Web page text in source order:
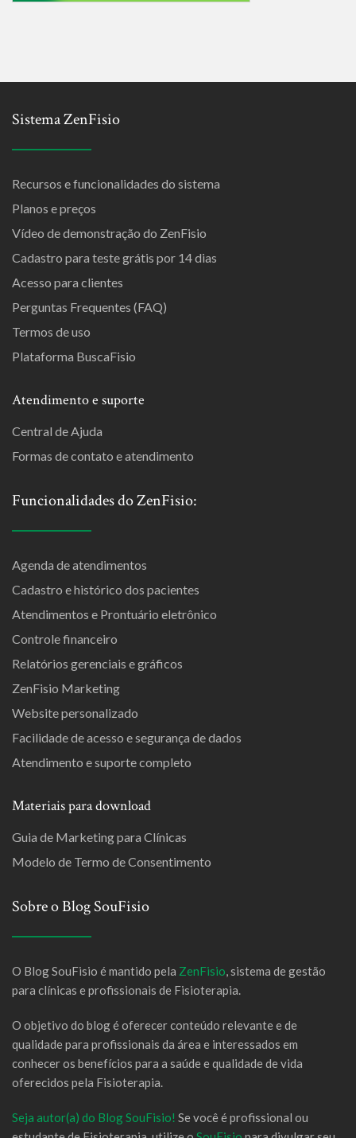
Sistema ZenFisio
Recursos e funcionalidades do sistema
Planos e preços
Vídeo de demonstração do ZenFisio
Cadastro para teste grátis por 14 dias
Acesso para clientes
Perguntas Frequentes (FAQ)
Termos de uso
Plataforma BuscaFisio
Atendimento e suporte
Central de Ajuda
Formas de contato e atendimento
Funcionalidades do ZenFisio:
Agenda de atendimentos
Cadastro e histórico dos pacientes
Atendimentos e Prontuário eletrônico
Controle financeiro
Relatórios gerenciais e gráficos
ZenFisio Marketing
Website personalizado
Facilidade de acesso e segurança de dados
Atendimento e suporte completo
Materiais para download
Guia de Marketing para Clínicas
Modelo de Termo de Consentimento
Sobre o Blog SouFisio
O Blog SouFisio é mantido pela ZenFisio, sistema de gestão
para clínicas e profissionais de Fisioterapia.
O objetivo do blog é oferecer conteúdo relevante e de
qualidade para profissionais da área e interessados em
conhecer os benefícios para a saúde e qualidade de vida
oferecidos pela Fisioterapia.
Seja autor(a) do Blog SouFisio! Se você é profissional ou